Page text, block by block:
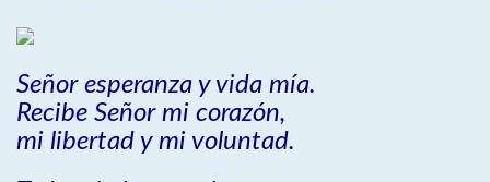
Señor esperanza y vida mía.
Recibe Señor mi corazón,
mi libertad y mi voluntad.